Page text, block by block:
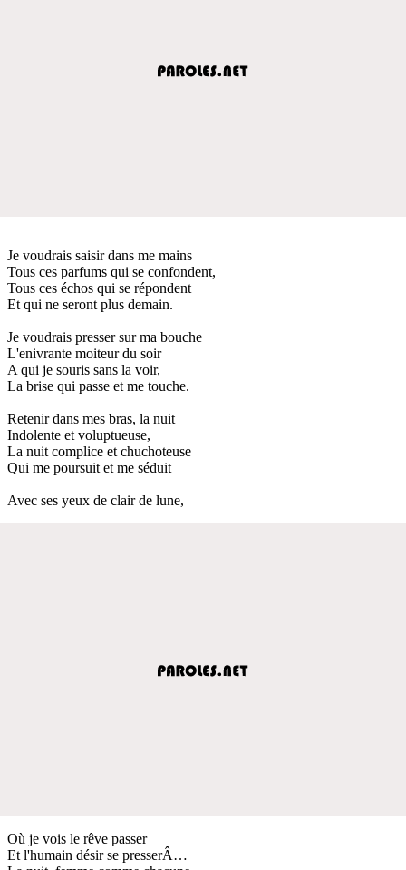
Je voudrais saisir dans me mains
Tous ces parfums qui se confondent,
Tous ces échos qui se répondent
Et qui ne seront plus demain.
Je voudrais presser sur ma bouche
L'enivrante moiteur du soir
A qui je souris sans la voir,
La brise qui passe et me touche.
Retenir dans mes bras, la nuit
Indolente et voluptueuse,
La nuit complice et chuchoteuse
Qui me poursuit et me séduit
Avec ses yeux de clair de lune,
Où je vois le rêve passer
Et l'humain désir se presserÂ…